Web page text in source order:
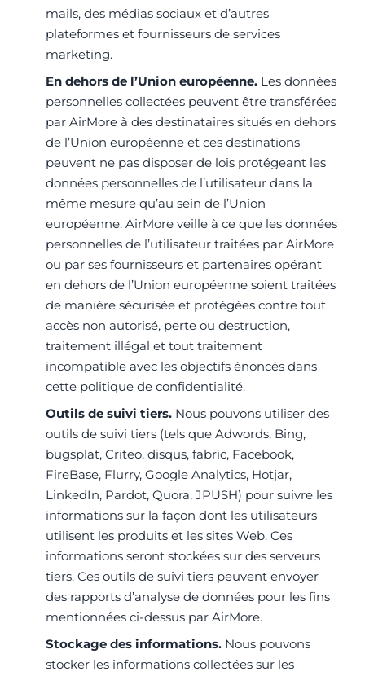
mails, des médias sociaux et d’autres
plateformes et fournisseurs de services
marketing.
En dehors de l’Union européenne. Les données
personnelles collectées peuvent être transférées
par AirMore à des destinataires situés en dehors
de l’Union européenne et ces destinations
peuvent ne pas disposer de lois protégeant les
données personnelles de l’utilisateur dans la
même mesure qu’au sein de l’Union
européenne. AirMore veille à ce que les données
personnelles de l’utilisateur traitées par AirMore
ou par ses fournisseurs et partenaires opérant
en dehors de l’Union européenne soient traitées
de manière sécurisée et protégées contre tout
accès non autorisé, perte ou destruction,
traitement illégal et tout traitement
incompatible avec les objectifs énoncés dans
cette politique de confidentialité.
Outils de suivi tiers. Nous pouvons utiliser des
outils de suivi tiers (tels que Adwords, Bing,
bugsplat, Criteo, disqus, fabric, Facebook,
FireBase, Flurry, Google Analytics, Hotjar,
LinkedIn, Pardot, Quora, JPUSH) pour suivre les
informations sur la façon dont les utilisateurs
utilisent les produits et les sites Web. Ces
informations seront stockées sur des serveurs
tiers. Ces outils de suivi tiers peuvent envoyer
des rapports d’analyse de données pour les fins
mentionnées ci-dessus par AirMore.
Stockage des informations. Nous pouvons
stocker les informations collectées sur les